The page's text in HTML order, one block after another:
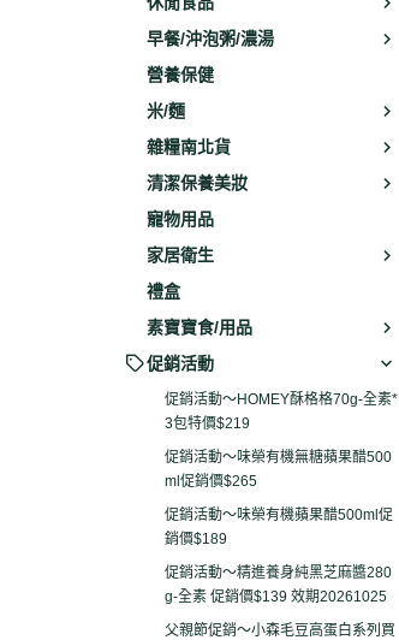
早餐/沖泡粥/濃湯
營養保健
米/麵
雜糧南北貨
清潔保養美妝
寵物用品
家居衛生
禮盒
素寶寶食/用品
促銷活動
促銷活動～HOMEY酥格格70g-全素*
3包特價$219
促銷活動～味榮有機無糖蘋果醋500
ml促銷價$265
促銷活動～味榮有機蘋果醋500ml促
銷價$189
促銷活動～精進養身純黑芝麻醬280
g-全素 促銷價$139 效期20261025
父親節促銷～小森毛豆高蛋白系列買